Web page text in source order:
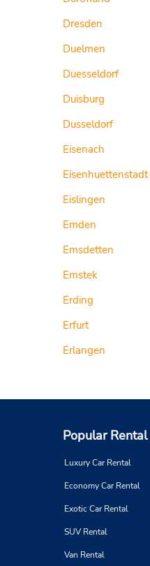
Dresden
Duelmen
Duesseldorf
Duisburg
Dusseldorf
Eisenach
Eisenhuettenstadt
Eislingen
Emden
Emsdetten
Emstek
Erding
Erfurt
Erlangen
Popular Rental
Luxury Car Rental
Economy Car Rental
Exotic Car Rental
SUV Rental
Van Rental